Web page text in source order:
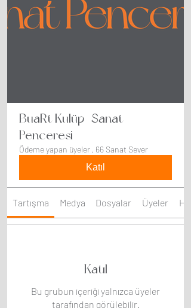
BuaRt Kulüp | Sanat
Penceresi
Ödeme yapan üyeler · 66 Sanat Sever
Katıl
Tartışma Medya Dosyalar Üyeler
Katıl
Bu grubun içeriği yalnızca üyeler
tarafından görülebilir.